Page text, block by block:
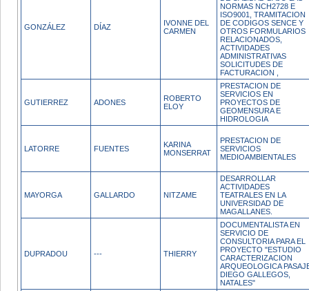
GONZÁLEZ DÍAZ
IVONNE DEL
CARMEN
NORMAS NCH2728 E
ISO9001, TRAMITACION
DE CODIGOS SENCE Y
OTROS FORMULARIOS
RELACIONADOS,
ACTIVIDADES
ADMINISTRATIVAS
SOLICITUDES DE
FACTURACION ,
GUTIERREZ ADONES
ROBERTO
ELOY
PRESTACION DE
SERVICIOS EN
PROYECTOS DE
GEOMENSURA E
HIDROLOGIA
LATORRE FUENTES
KARINA
MONSERRAT
PRESTACION DE
SERVICIOS
MEDIOAMBIENTALES
MAYORGA GALLARDO NITZAME
DESARROLLAR
ACTIVIDADES
TEATRALES EN LA
UNIVERSIDAD DE
MAGALLANES.
DUPRADOU --- THIERRY
DOCUMENTALISTA EN
SERVICIO DE
CONSULTORIA PARA EL
PROYECTO "ESTUDIO
CARACTERIZACION
ARQUEOLOGICA
DIEGO GALLEGOS,
NATALES"